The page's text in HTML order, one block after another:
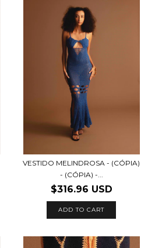
VESTIDO MELINDROSA - (CÓPIA)
- (CÓPIA) -...
$316.96 USD
ADD TO CART